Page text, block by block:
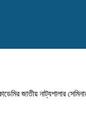
জাতীয় নাট্যশালার